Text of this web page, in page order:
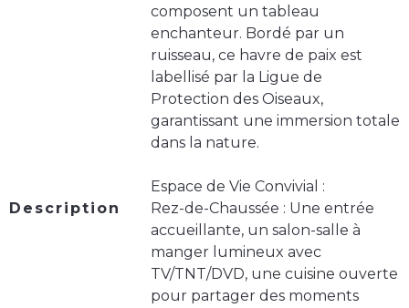
Description
composent un tableau
enchanteur. Bordé par un
ruisseau, ce havre de paix est
labellisé par la Ligue de
Protection des Oiseaux,
garantissant une immersion totale
dans la nature.
Espace de Vie Convivial :
Rez-de-Chaussée : Une entrée
accueillante, un salon-salle à
manger lumineux avec
TV/TNT/DVD, une cuisine ouverte
pour partager des moments